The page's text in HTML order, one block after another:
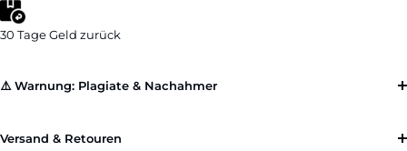
30 TageGeld zurück
⚠️ Warnung: Plagiate & Nachahmer
Versand & Retouren